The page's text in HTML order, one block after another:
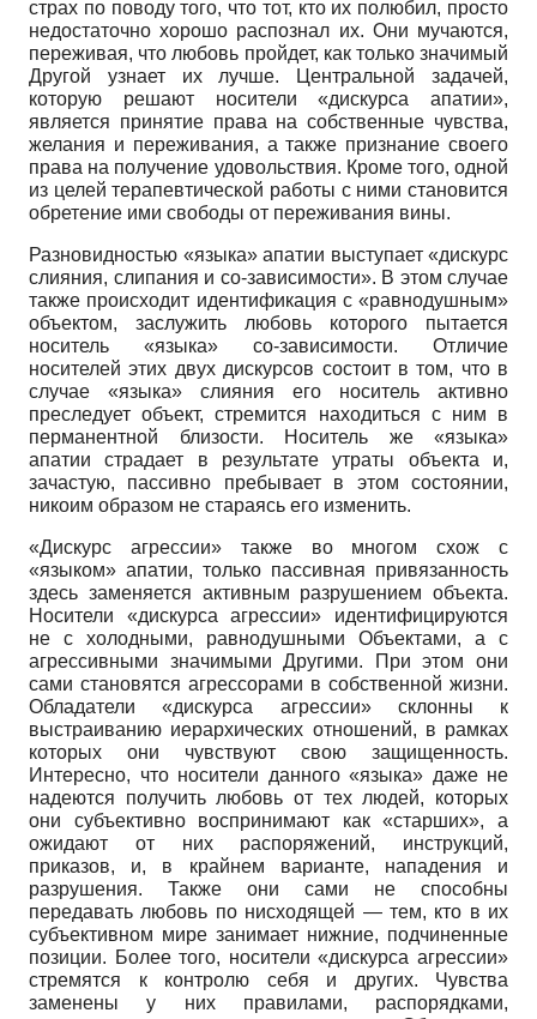
страх по поводу того, что тот, кто их полюбил, просто
недостаточно хорошо распознал их. Они мучаются,
переживая, что любовь пройдет, как только значимый
Другой узнает их лучше. Центральной задачей,
которую решают носители «дискурса апатии»,
является принятие права на собственные чувства,
желания и переживания, а также признание своего
права на получение удовольствия. Кроме того, одной
из целей терапевтической работы с ними становится
обретение ими свободы от переживания вины.
Разновидностью «языка» апатии выступает «дискурс
слияния, слипания и со-зависимости». В этом случае
также происходит идентификация с «равнодушным»
объектом, заслужить любовь которого пытается
носитель «языка» со-зависимости. Отличие
носителей этих двух дис­курсов состоит в том, что в
случае «языка» слияния его носитель активно
преследует объект, стремится находиться с ним в
перманентной близости. Носитель же «языка»
апатии страдает в результате утраты объекта и,
зачастую, пассивно пребывает в этом состоянии,
никоим образом не стараясь его изменить.
«Дискурс агрессии» также во многом схож с
«языком» апатии, только пассивная привязанность
здесь заменяется активным разрушением объекта.
Носители «дискурса агрессии» идентифицируются
не с холодными, равнодушными Объектами, а с
агрессивными значимыми Другими. При этом они
сами становятся агрессорами в собственной жизни.
Обладатели «дискурса агрессии» склонны к
выстраиванию иерархических отношений, в рамках
которых они чувствуют свою защищенность.
Интересно, что носители данного «языка» даже не
надеются получить любовь от тех людей, которых
они субъективно воспринимают как «старших», а
ожидают от них распоряжений, инструкций,
приказов, и, в крайнем варианте, нападения и
разрушения. Также они сами не способны
передавать любовь по нисходящей — тем, кто в их
субъективном мире занимает нижние, подчиненные
позиции. Более того, носители «дискурса агрессии»
стремятся к контролю себя и других. Чувства
заменены у них правилами, распорядками,